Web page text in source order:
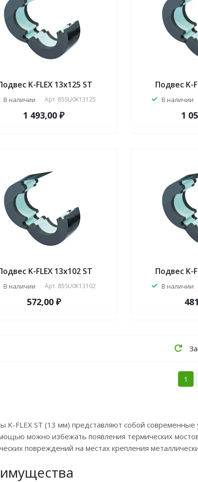
K-FLEX 13x125 ST
В наличии Арт. 85SU0K13125
1 493,00 ₽
Подвес K-
В наличии
1
K-FLEX 13x102 ST
В наличии Арт. 85SU0K13102
572,00 ₽
Подвес K-
В наличии
1
K-FLEX ST (13 мм) представляют собой
можно избежать появления термических
повреждений на местах крепления